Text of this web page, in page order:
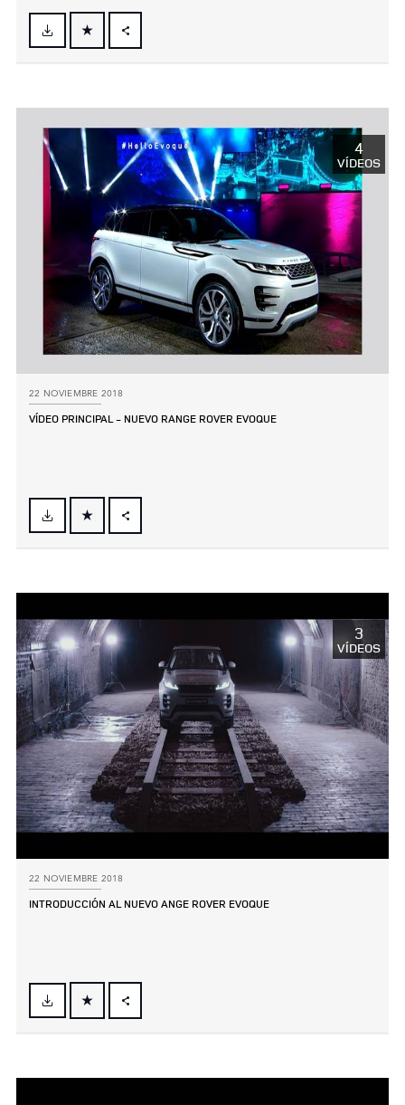
FACEBOOK
LINKEDIN
SHARE 4
VÍDEOS
22 NOVIEMBRE 2018
VÍDEO PRINCIPAL ‑ NUEVO RANGE ROVER EVOQUE
FACEBOOK
LINKEDIN
SHARE 3
VÍDEOS
22 NOVIEMBRE 2018
INTRODUCCIÓN AL NUEVO ANGE ROVER EVOQUE
FACEBOOK
LINKEDIN